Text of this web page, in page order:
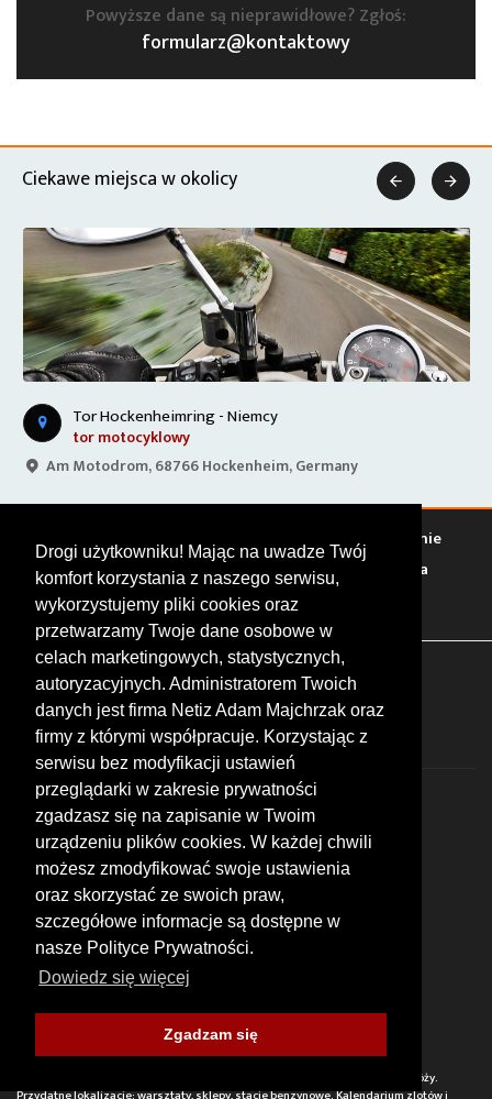
Drogi użytkowniku! Mając na uwadze Twój
komfort korzystania z naszego serwisu,
wykorzystujemy pliki cookies oraz
przetwarzamy Twoje dane osobowe w
celach marketingowych, statystycznych,
autoryzacyjnych. Administratorem Twoich
danych jest firma Netiz Adam Majchrzak oraz
firmy z którymi współpracuje. Korzystając z
serwisu bez modyfikacji ustawień
przeglądarki w zakresie prywatności
zgadzasz się na zapisanie w Twoim
urządzeniu plików cookies. W każdej chwili
możesz zmodyfikować swoje ustawienia
oraz skorzystać ze swoich praw,
szczegółowe informacje są dostępne w
nasze Polityce Prywatności.
Dowiedz się więcej
Zgadzam się
Powyższe dane są nieprawidłowe? Zgłoś:
formularz@kontaktowy
Ciekawe miejsca w okolicy
Tor Hockenheimring - Niemcy
tor motocyklowy
Am Motodrom, 68766 Hockenheim, Germany
 
Warto zobaczyć Serwisy Stacje paliw
Jedzenie
Bary Zakwaterowanie Tory Zloty Rajdy
Spotkania
Targi Giełdy Szkolenia
FOLLOW US
© 2026 by MotoWhizzer.com
All rights reserved.
KONTAKT
ul. Chopina 16, I piętro
47-400 Racibórz
MOTOWHIZZER.COM
Baza ciekawych miejsc motocyklowych, wartych odwiedzenia w trakcie podróży.